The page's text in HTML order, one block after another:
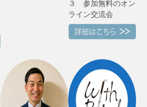
３ 参加無料のオン
ライン交流会